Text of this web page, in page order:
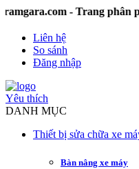
- Trang phân phối
Liên hệ
So sánh
Đăng nhập
Yêu thích
DANH MỤC
Thiết bị sửa chữa xe
Bàn nâng xe máy